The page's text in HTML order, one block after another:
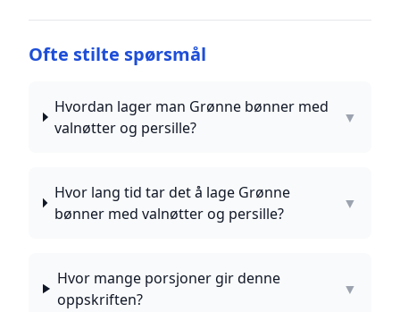
Ofte stilte spørsmål
Hvordan lager man Grønne bønner med
valnøtter og persille?
▼
Hvor lang tid tar det å lage Grønne
bønner med valnøtter og persille?
▼
Hvor mange porsjoner gir denne
oppskriften?
▼